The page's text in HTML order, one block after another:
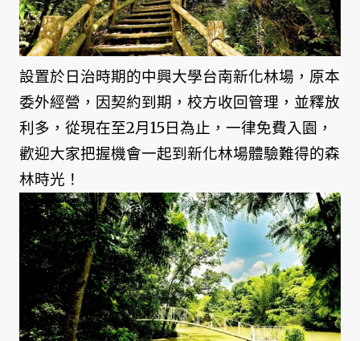
設置於日治時期的中興大學台南新化林場，原本
委外經營，因契約到期，校方收回管理，並釋放
利多，從現在至2月15日為止，一律免費入園，
歡迎大家把握機會一起到新化林場體驗難得的森
林時光！